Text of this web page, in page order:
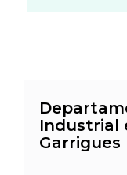
Industrial
Garrigues